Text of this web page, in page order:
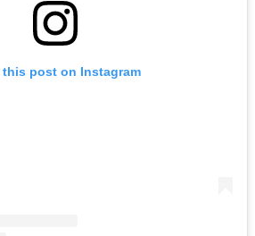
this post on Instagram